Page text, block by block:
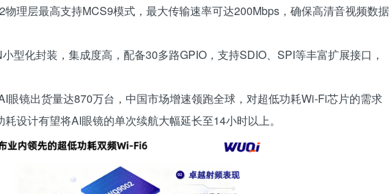
物理层最高支持MCS9模式，最大传输速率可达200Mbps，确保高清音视频数据
型化封装，集成度高，配备30多路GPIO，支持SDIO、SPI等丰富扩展接口，
眼镜出货量达870万台，中国市场增速领跑全球，对超低功耗Wi-Fi芯片的需求
设计有望将AI眼镜的单次续航大幅延长至14小时以上。